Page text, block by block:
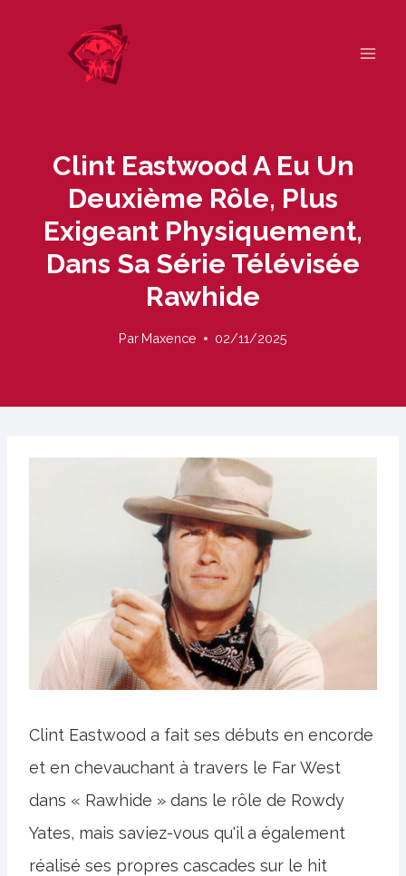
Clint Eastwood A Eu Un
Deuxième Rôle, Plus
Exigeant Physiquement,
Dans Sa Série Télévisée
Rawhide
Par Maxence 02/11/2025
Clint Eastwood a fait ses débuts en encorde
et en chevauchant à travers le Far West
dans « Rawhide » dans le rôle de Rowdy
Yates, mais saviez-vous qu'il a également
réalisé ses propres cascades sur le hit